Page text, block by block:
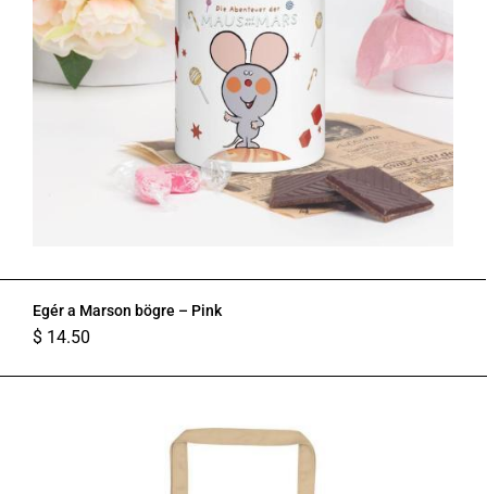
Egér a Marson bögre – Pink
$ 14.50